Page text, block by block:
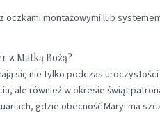
oczkami montażowymi lub
z Matką Bożą?
się nie tylko podczas
ale również w okresie świąt
gdzie obecność Maryi ma